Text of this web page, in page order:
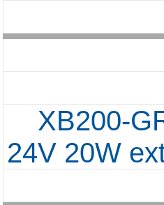
XB200-
24V 20W